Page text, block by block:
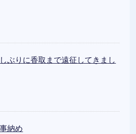
ぶりに香取まで遠征してきまし
納め